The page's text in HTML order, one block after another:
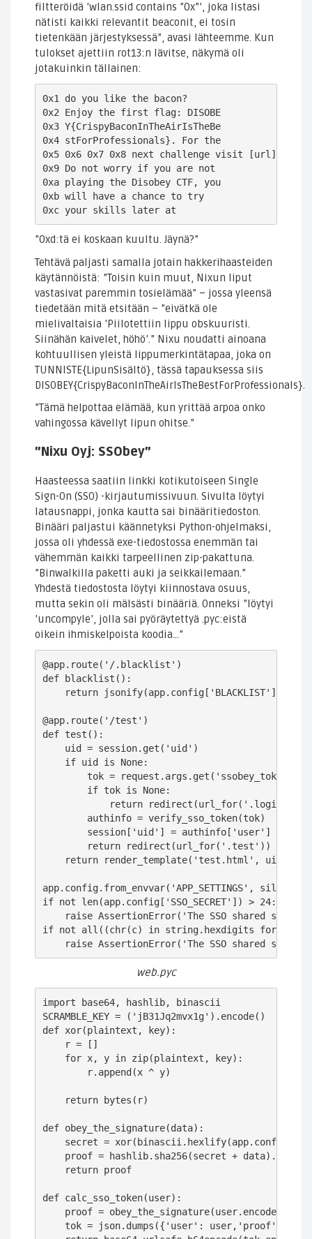
filtteröidä ’wlan.ssid contains ”0x”’, joka listasi
nätisti kaikki relevantit beaconit, ei tosin
tietenkään järjestyksessä”, avasi lähteemme. Kun
tulokset ajettiin rot13:n lävitse, näkymä oli
jotakuinkin tällainen:
0x1 do you like the bacon?
0x2 Enjoy the first flag: DISOBE
0x3 Y{CrispyBaconInTheAirIsTheBe
0x4 stForProfessionals}. For the
0x5 0x6 0x7 0x8 next challenge visit [url]
0x9 Do not worry if you are not
0xa playing the Disobey CTF, you
0xb will have a chance to try
0xc your skills later at
”0xd:tä ei koskaan kuultu. Jäynä?”
Tehtävä paljasti samalla jotain hakkerihaasteiden
käytännöistä: ”Toisin kuin muut, Nixun liput
vastasivat paremmin tosielämää” – jossa yleensä
tiedetään mitä etsitään – ”eivätkä ole
mielivaltaisia ’Piilotettiin lippu obskuuristi.
Siinähän kaivelet, höhö’.” Nixu noudatti ainoana
kohtuullisen yleistä lippumerkintätapaa, joka on
TUNNISTE{LipunSisältö}, tässä tapauksessa siis
DISOBEY{CrispyBaconInTheAirIsTheBestForProfessionals}.
”Tämä helpottaa elämää, kun yrittää arpoa onko
vahingossa kävellyt lipun ohitse.”
”Nixu Oyj: SSObey”
Haasteessa saatiin linkki kotikutoiseen Single
Sign-On (SSO) -kirjautumissivuun. Sivulta löytyi
latausnappi, jonka kautta sai binääritiedoston.
Binääri paljastui käännetyksi Python-ohjelmaksi,
jossa oli yhdessä exe-tiedostossa enemmän tai
vähemmän kaikki tarpeellinen zip-pakattuna.
”Binwalkilla paketti auki ja seikkailemaan.”
Yhdestä tiedostosta löytyi kiinnostava osuus,
mutta sekin oli mälsästi binääriä. Onneksi ”löytyi
’uncompyle’, jolla sai pyöräytettyä .pyc:eistä
oikein ihmiskelpoista koodia…”
@app.route('/.blacklist')
def blacklist():
    return jsonify(app.config['BLACKLIST'])
@app.route('/test')
def test():
    uid = session.get('uid')
    if uid is None:
        tok = request.args.get('ssobey_token')
        if tok is None:
return redirect(url_for('.login',
        authinfo = verify_sso_token(tok)
        session['uid'] = authinfo['user']
        return redirect(url_for('.test'))
return render_template('test.html',
app.config.from_envvar('APP_SETTINGS',
if not len(app.config['SSO_SECRET']) > 24:
raise AssertionError('The SSO shared secret
if not all((chr(c) in string.hexdigits for c in
raise AssertionError('The SSO shared
web.pyc
import base64, hashlib, binascii
SCRAMBLE_KEY = ('jB31Jq2mvx1g').encode()
def xor(plaintext, key):
    r = []
    for x, y in zip(plaintext, key):
        r.append(x ^ y)
    return bytes(r)
def obey_the_signature(data):
secret =
proof = hashlib.sha256(secret +
    return proof
def calc_sso_token(user):
    proof = obey_the_signature(user.encode())
tok = json.dumps({'user': user,'proof':